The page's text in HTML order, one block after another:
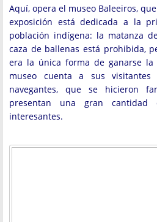
Aquí, opera el museo Baleeiros,
exposición está dedicada a la
población indígena: la matanza
caza de ballenas está prohibida,
era la única forma de ganarse la
museo cuenta a sus
navegantes, que se hicieron
presentan una gran cantidad
interesantes.